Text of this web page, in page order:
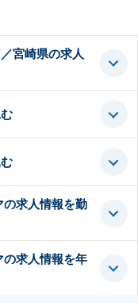
宮崎県の求人
の求人情報を勤
の求人情報を年